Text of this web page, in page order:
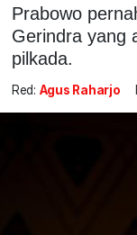
Prabowo
Gerindra yang
pilkada.
Red: Agus Raharjo